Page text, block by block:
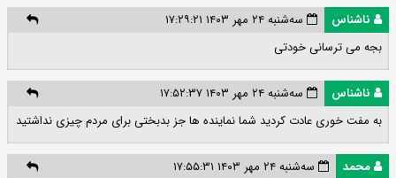
ناشناس
سه‌شنبه ۲۴ مهر ۱۴۰۳ ۱۷:۲۹:۲۱
بجه می ترسانی خودتی
ناشناس
سه‌شنبه ۲۴ مهر ۱۴۰۳ ۱۷:۵۲:۳۷
به مفت خوری عادت کردید شما نماینده ها جز بدبختی برای مردم چیزی نداشتید
محمد
سه‌شنبه ۲۴ مهر ۱۴۰۳ ۱۷:۵۵:۳۱